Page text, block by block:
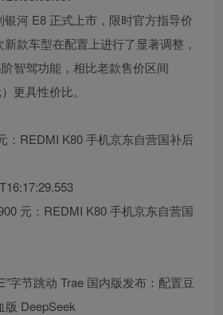
银河 E8 正式上市，限时官方指导价
款车型在配置上进行了显著调整，
智驾功能，相比老款售价区间
更具性价比。
：REDMI K80 手机京东自营国补后
元：REDMI K80 手机京东自营国
字节跳动 Trae 国内版发布：配置豆
版 DeepSeek